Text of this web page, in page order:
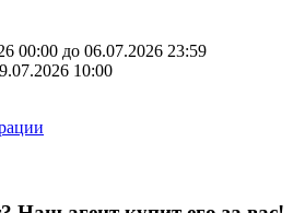
00:00 до 06.07.2026 23:59
10:00